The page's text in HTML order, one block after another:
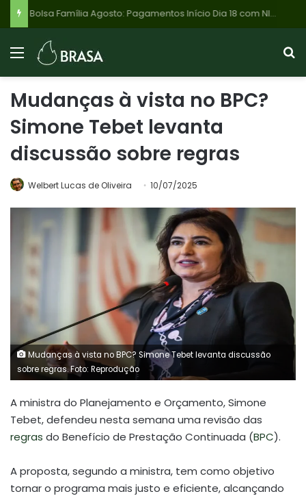
Bolsa Família Agosto: Pagamentos Início Dia 18 com NIS 1; Saiba Como Consultar e Evitar Bloqueios
Mudanças à vista no BPC?
Simone Tebet levanta
discussão sobre regras
Welbert Lucas de Oliveira 10/07/2025
Mudanças à vista no BPC? Simone Tebet levanta discussão
sobre regras. Foto: Reprodução
A ministra do Planejamento e Orçamento, Simone
Tebet, defendeu nesta semana uma revisão das
regras do Benefício de Prestação Continuada (BPC).
A proposta, segundo a ministra, tem como objetivo
tornar o programa mais justo e eficiente, alcançando